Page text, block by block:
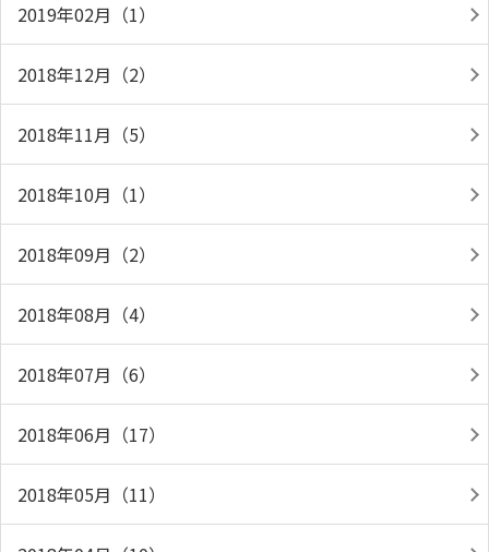
2019年02月（1）
2018年12月（2）
2018年11月（5）
2018年10月（1）
2018年09月（2）
2018年08月（4）
2018年07月（6）
2018年06月（17）
2018年05月（11）